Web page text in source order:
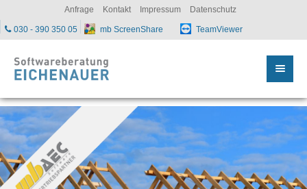
Anfrage Kontakt Impressum Datenschutz
030 - 390 350 05 mb ScreenShare TeamViewer